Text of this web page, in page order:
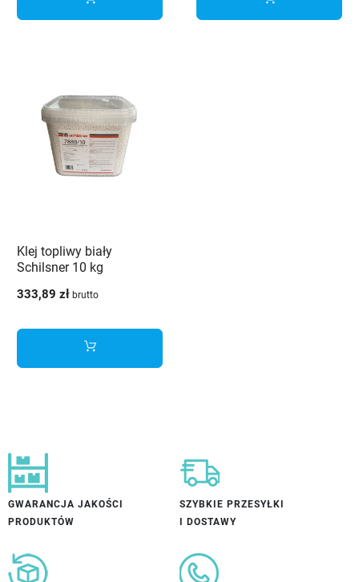
Klej topliwy biały
Schilsner 10 kg
333,89 zł brutto
GWARANCJA JAKOŚCI
PRODUKTÓW
SZYBKIE PRZESYŁKI
I DOSTAWY